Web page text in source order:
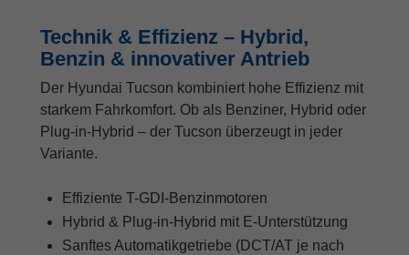
Technik & Effizienz – Hybrid,
Benzin & innovativer Antrieb
Der Hyundai Tucson kombiniert hohe Effizienz mit
starkem Fahrkomfort. Ob als Benziner, Hybrid oder
Plug-in-Hybrid – der Tucson überzeugt in jeder
Variante.
Effiziente T-GDI-Benzinmotoren
Hybrid & Plug-in-Hybrid mit E-Unterstützung
Sanftes Automatikgetriebe (DCT/AT je nach